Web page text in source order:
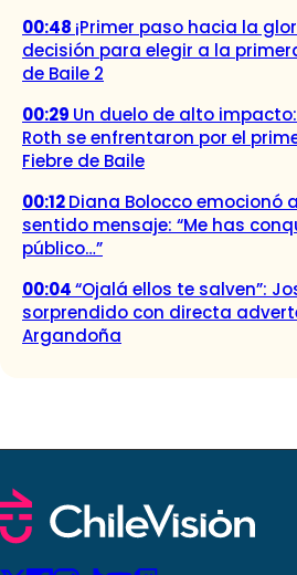
00:48 ¡Primer paso hacia la
decisión para elegir a la
de Baile 2
00:29 Un duelo de alto
Roth se enfrentaron por el
Fiebre de Baile
00:12Diana Bolocco emocionó
sentido mensaje: “Me has
público…”
00:04“Ojalá ellos te salven”:
sorprendido con directa
Argandoña